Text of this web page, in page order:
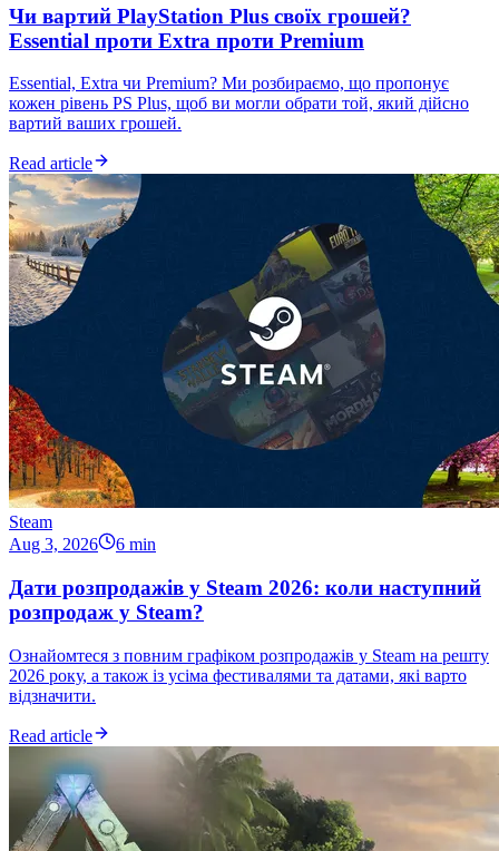
Чи вартий PlayStation Plus своїх грошей?
Essential проти Extra проти Premium
Essential, Extra чи Premium? Ми розбираємо, що пропонує
кожен рівень PS Plus, щоб ви могли обрати той, який дійсно
вартий ваших грошей.
Read article
Steam
Aug 3, 2026
6 min
Дати розпродажів у Steam 2026: коли наступний
розпродаж у Steam?
Ознайомтеся з повним графіком розпродажів у Steam на решту
2026 року, а також із усіма фестивалями та датами, які варто
відзначити.
Read article